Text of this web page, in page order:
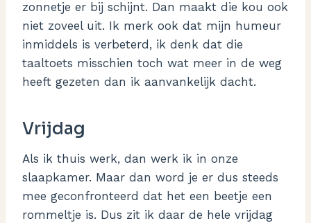
zonnetje er bij schijnt. Dan maakt die kou ook
niet zoveel uit. Ik merk ook dat mijn humeur
inmiddels is verbeterd, ik denk dat die
taaltoets misschien toch wat meer in de weg
heeft gezeten dan ik aanvankelijk dacht.
Vrijdag
Als ik thuis werk, dan werk ik in onze
slaapkamer. Maar dan word je er dus steeds
mee geconfronteerd dat het een beetje een
rommeltje is. Dus zit ik daar de hele vrijdag